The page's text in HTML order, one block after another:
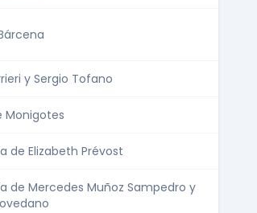
y Sergio Tofano
Monigotes
de Elizabeth Prévost
de Mercedes Muñoz Sampedro y